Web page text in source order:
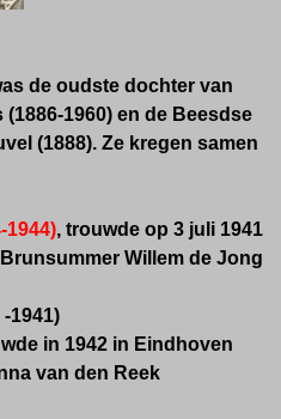
de oudste dochter van
1960) en de Beesdse
(1888). Ze kregen samen
1944), trouwde op 3 juli 1941
Willem de Jong
1941)
in 1942 in Eindhoven
van den Reek